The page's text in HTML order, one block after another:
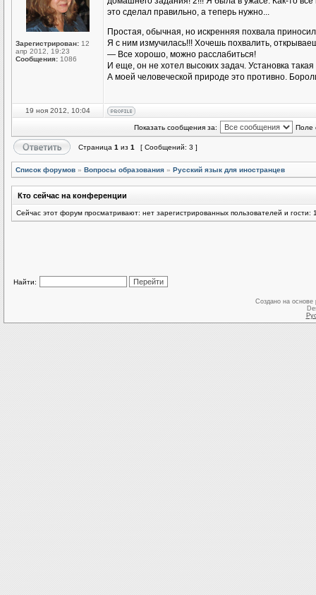
Зарегистрирован: 12
апр 2012, 19:23
Сообщения: 1086
это сделал правильно, а теперь нужно...
Простая, обычная, но искренняя похвала
Я с ним измучилась!!! Хочешь похвалить,
— Все хорошо, можно расслабиться!
И еще, он не хотел высоких задач. Установка
А моей человеческой природе это противно.
19 ноя 2012, 10:04
Показать сообщения за: Поле
Страница 1 из 1 [ Сообщений: 3 ]
Список форумов » Вопросы образования » Русский язык для иностранцев
Кто сейчас на конференции
Сейчас этот форум просматривают: нет зарегистрированных пользователей и гости:
Найти:
Создано на основе